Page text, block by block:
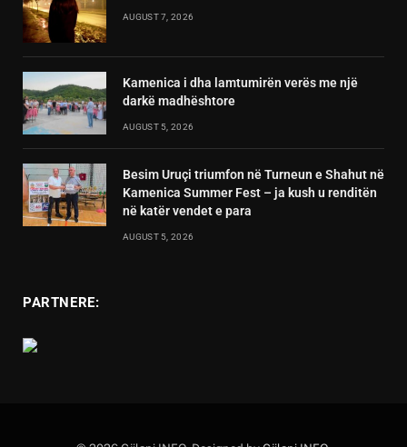
AUGUST 7, 2026
Kamenica i dha lamtumirën verës me një
darkë madhështore
AUGUST 5, 2026
Besim Uruçi triumfon në Turneun e Shahut në
Kamenica Summer Fest – ja kush u renditën
në katër vendet e para
AUGUST 5, 2026
PARTNERE: